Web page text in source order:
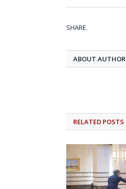
SHARE.
ABOUT AUTHOR
RELATED POSTS